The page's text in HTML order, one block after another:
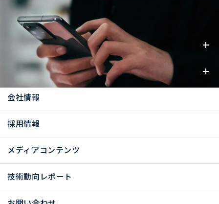
事業内容
お知らせ
会社情報
採用情報
メディアコンテンツ
技術動向レポート